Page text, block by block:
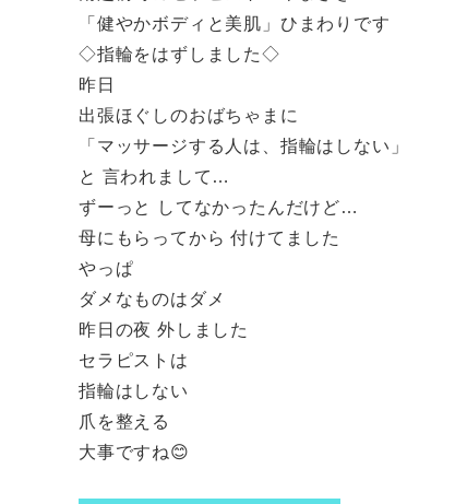
「健やかボディと美肌」ひまわりです
◇指輪をはずしました◇
昨日
出張ほぐしのおばちゃまに
「マッサージする人は、指輪はしない」
と 言われまして…
ずーっと してなかったんだけど…
母にもらってから 付けてました
やっぱ
ダメなものはダメ
昨日の夜 外しました
セラピストは
指輪はしない
爪を整える
大事ですね😊